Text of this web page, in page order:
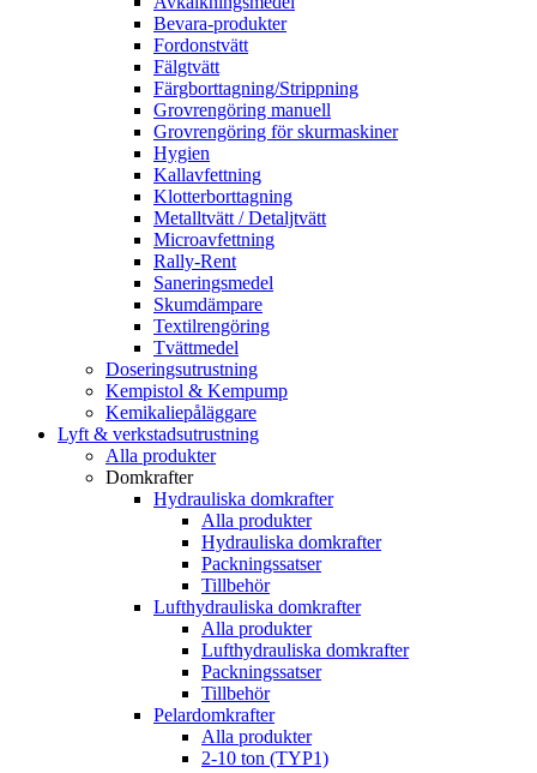
Bevara-produkter
Fordonstvätt
Fälgtvätt
Färgborttagning/Strippning
Grovrengöring manuell
Grovrengöring för skurmaskiner
Hygien
Kallavfettning
Klotterborttagning
Metalltvätt / Detaljtvätt
Microavfettning
Rally-Rent
Saneringsmedel
Skumdämpare
Textilrengöring
Tvättmedel
Doseringsutrustning
Kempistol & Kempump
Kemikaliepåläggare
Lyft & verkstadsutrustning
Alla produkter
Domkrafter
Hydrauliska domkrafter
Alla produkter
Hydrauliska domkrafter
Packningssatser
Tillbehör
Lufthydrauliska domkrafter
Alla produkter
Lufthydrauliska domkrafter
Packningssatser
Tillbehör
Pelardomkrafter
Alla produkter
2-10 ton (TYP1)